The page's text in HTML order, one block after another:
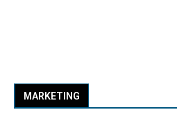
MARKETING